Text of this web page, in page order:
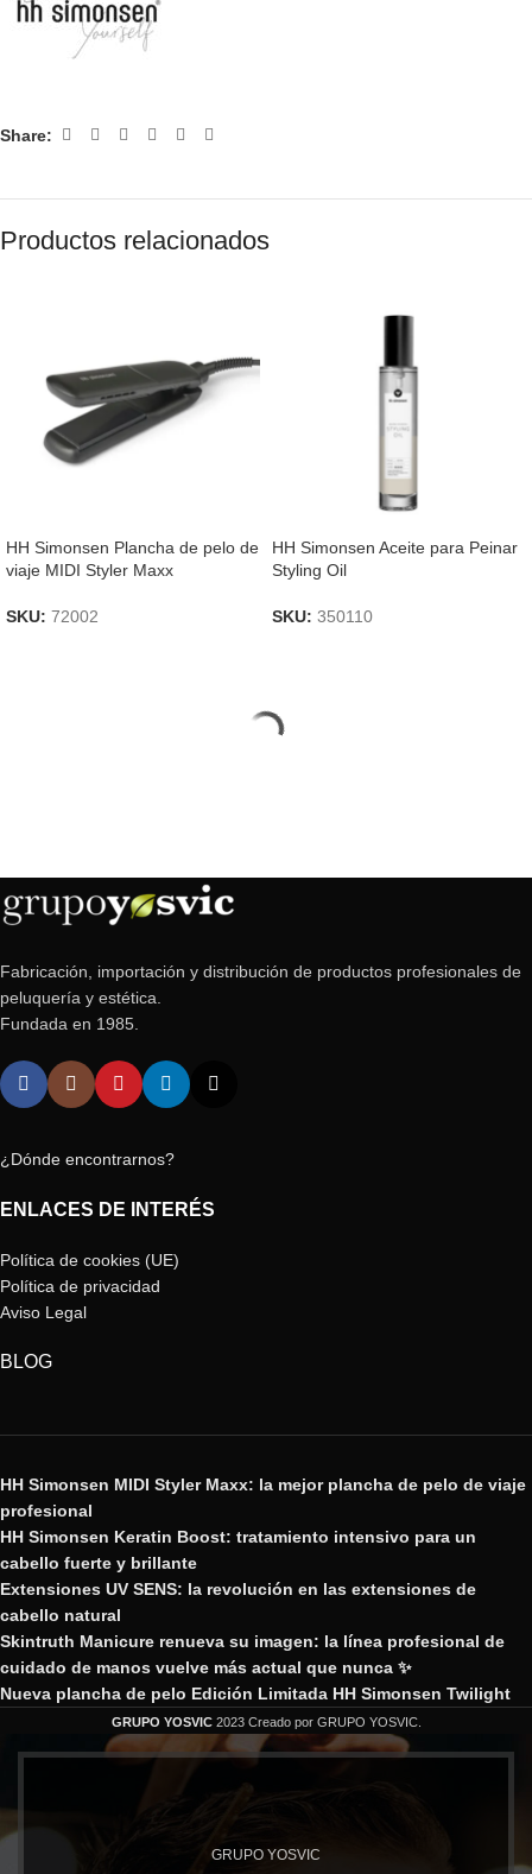
Share:
Productos relacionados
HH Simonsen Plancha de pelo de
viaje MIDI Styler Maxx
SKU: 72002
HH Simonsen Aceite para Peinar
Styling Oil
SKU: 350110
Fabricación, importación y distribución de productos profesionales de
peluquería y estética.
Fundada en 1985.
¿Dónde encontrarnos?
ENLACES DE INTERÉS
Política de cookies (UE)
Política de privacidad
Aviso Legal
BLOG
HH Simonsen MIDI Styler Maxx: la mejor plancha de pelo de viaje
profesional
HH Simonsen Keratin Boost: tratamiento intensivo para un
cabello fuerte y brillante
Extensiones UV SENS: la revolución en las extensiones de
cabello natural
Skintruth Manicure renueva su imagen: la línea profesional de
cuidado de manos vuelve más actual que nunca ✨
Nueva plancha de pelo Edición Limitada HH Simonsen Twilight
GRUPO YOSVIC 2023 Creado por GRUPO YOSVIC.
GRUPO YOSVIC